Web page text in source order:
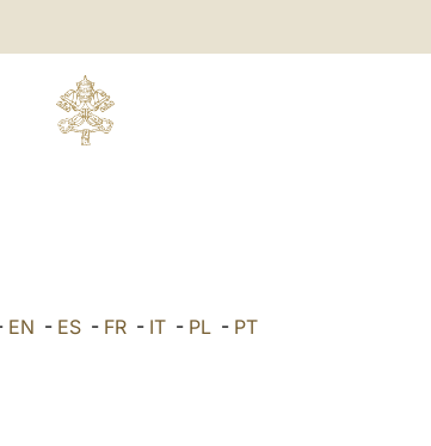
EN - ES - FR - IT - PL - PT